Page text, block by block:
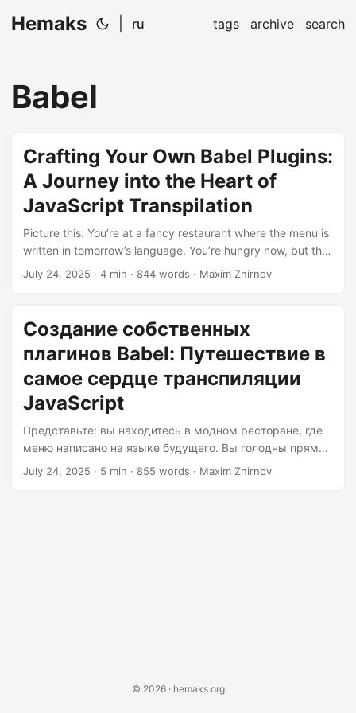
Hemaks ru tags archive search
Babel
Crafting Your Own Babel Plugins:
A Journey into the Heart of
JavaScript Transpilation
Picture this: You’re at a fancy restaurant where the menu is
written in tomorrow’s language. You’re hungry now, but the
chef only speaks yesterday’s dialect. Enter Babel – the
know, dead). But what if you want to invent your own
culinary syntax? That’s where plugin witchcraft comes in.
Grab your spatula, we’re cooking up some AST
transformations!...
July 24, 2025 · 4 min · 844 words · Maxim Zhirnov
Создание собственных
плагинов Babel: Путешествие в
самое сердце транспиляции
JavaScript
Представьте: вы находитесь в модном ресторане, где
меню написано на языке будущего. Вы голодны прямо
сейчас, но повар говорит только на диалекте
July 24, 2025 · 5 min · 855 words · Maxim Zhirnov
© 2026 · hemaks.org